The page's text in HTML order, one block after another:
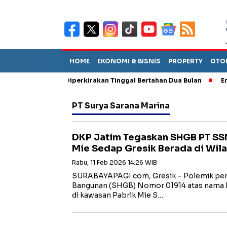
HOME EKONOMI & BISNIS PROPERTY
Sebut TPA Diperkirakan Tinggal Bertahan Dua Bulan Empat
PT Surya Sarana Marina
DKP Jatim Tegaskan SHGB PT
Mie Sedap Gresik Berada di
Rabu, 11 Feb 2026 14:26 WIB
SURABAYAPAGI.com, Gresik – Polemik
Bangunan (SHGB) Nomor 01914 atas
di kawasan Pabrik Mie S…